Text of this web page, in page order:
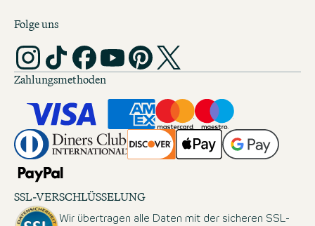
Folge uns
Zahlungsmethoden
SSL-VERSCHLÜSSELUNG
Wir übertragen alle Daten mit der sicheren SSL-